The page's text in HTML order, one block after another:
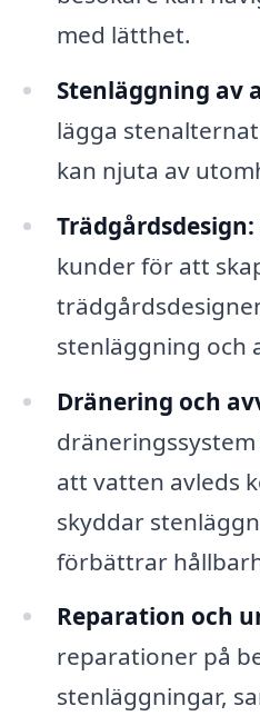
med lätthet.
Stenläggning av
lägga
kan njuta av
Trädgårdsdesign:
kunder för att
stenläggning och
Dränering och
att vatten avleds
skyddar
förbättrar
Reparation och
reparationer på
stenläggningar,